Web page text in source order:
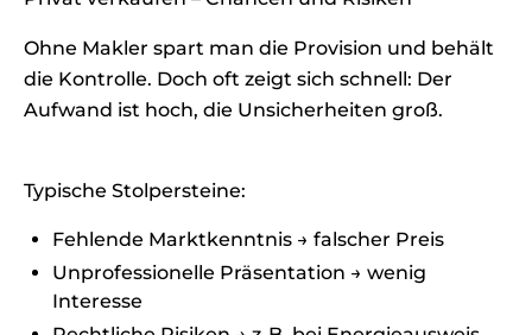
Ohne Makler spart man die Provision und behält
die Kontrolle. Doch oft zeigt sich schnell: Der
Aufwand ist hoch, die Unsicherheiten groß.
Typische Stolpersteine:
Fehlende Marktkenntnis → falscher Preis
Unprofessionelle Präsentation → wenig
Interesse